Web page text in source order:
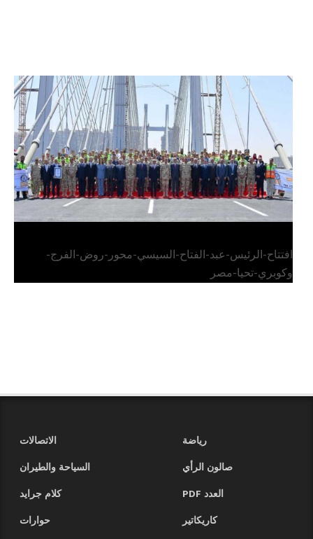
الرئيس عبد الفتاح السيسي يفتتح محور روض الفرج
وكوبري تحيا مصر
افتتاح-الرئيس-عبد-الفتاح-السيسي-محور-روض-الفرج-
وكوبري-تحيا-مصر
رياضة
الاتصالات
صالون الرأي
السياحة والطيران
العدد PDF
كلام جرايد
كاريكاتير
حوارات